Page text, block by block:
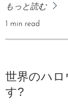
もっと読む
1 min read
世界のハ
す?